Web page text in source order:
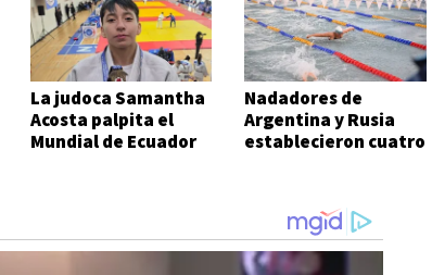
La judoca Samantha
Acosta palpita el
Mundial de Ecuador
Nadadores de
Argentina y Rusia
establecieron cuatro